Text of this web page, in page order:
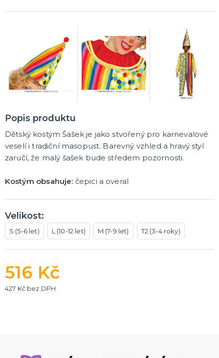
Popis produktu
Dětský kostým Šašek je jako stvořený pro karnevalové
veselí i tradiční masopust. Barevný vzhled a hravý styl
zaručí, že malý šašek bude středem pozornosti.
Kostým obsahuje: čepici a overal
Velikost:
S (5-6 let) L (10-12 let) M (7-9 let) T2 (3-4 roky)
516 Kč
427 Kč bez DPH